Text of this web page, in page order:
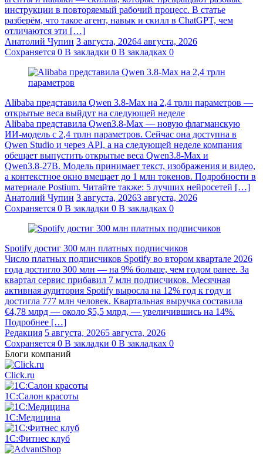
инструкции в повторяемый рабочий процесс. В статье
разберём, что такое агент, навык и скилл в ChatGPT, чем
отличаются эти […]
Анатолий Чупин 3 августа, 20264 августа, 2026
Сохраняется 0 В закладки 0 В закладках 0
Alibaba представила Qwen 3.8‑Max на 2,4 трлн параметров —
открытые веса выйдут на следующей неделе
Alibaba представила Qwen3.8‑Max — новую флагманскую
ИИ-модель с 2,4 трлн параметров. Сейчас она доступна в
Qwen Studio и через API, а на следующей неделе компания
обещает выпустить открытые веса Qwen3.8‑Max и
Qwen3.8‑27B. Модель принимает текст, изображения и видео,
а контекстное окно вмещает до 1 млн токенов. Подробности в
материале Postium. Читайте также: 5 лучших нейросетей […]
Анатолий Чупин 3 августа, 20263 августа, 2026
Сохраняется 0 В закладки 0 В закладках 0
Spotify достиг 300 млн платных подписчиков
Число платных подписчиков Spotify во втором квартале 2026
года достигло 300 млн — на 9% больше, чем годом ранее. За
квартал сервис прибавил 7 млн подписчиков. Месячная
активная аудитория Spotify выросла на 12% год к году и
достигла 777 млн человек. Квартальная выручка составила
€4,78 млрд — около $5,5 млрд, — увеличившись на 14%.
Подробнее […]
Редакция 5 августа, 20265 августа, 2026
Сохраняется 0 В закладки 0 В закладках 0
Блоги компаний
Click.ru
1С:Салон красоты
1С:Медицина
1С:Фитнес клуб